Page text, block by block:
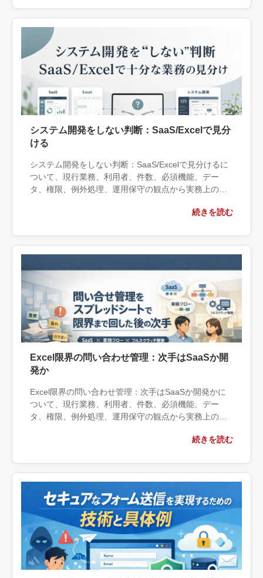
システム開発をしない判断：SaaS/Excelで見分
ける
システム開発をしない判断：SaaS/Excelで見分けるに
ついて、現行業務、利用者、件数、必須機能、デー
タ、権限、例外処理、運用保守の観点から実務上の判
相談する条件、相談前に用意する情報、依頼後に確認
続きを読む
Excel限界の問い合わせ管理：次手はSaaSか開
発か
Excel限界の問い合わせ管理：次手はSaaSか開発かに
ついて、現行業務、利用者、件数、必須機能、デー
タ、権限、例外処理、運用保守の観点から実務上の判
相談する条件、相談前に用意する情報、依頼後に確認
続きを読む